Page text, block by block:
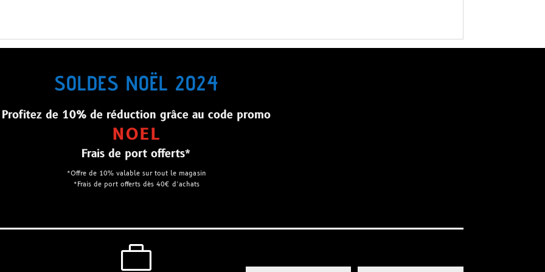
SOLDES NOËL 2024
Profitez de 10% de réduction grâce au code promo
NOEL
Frais de port offerts*
*Offre de 10% valable sur tout le magasin
*Frais de port offerts dès 40€ d’achats
